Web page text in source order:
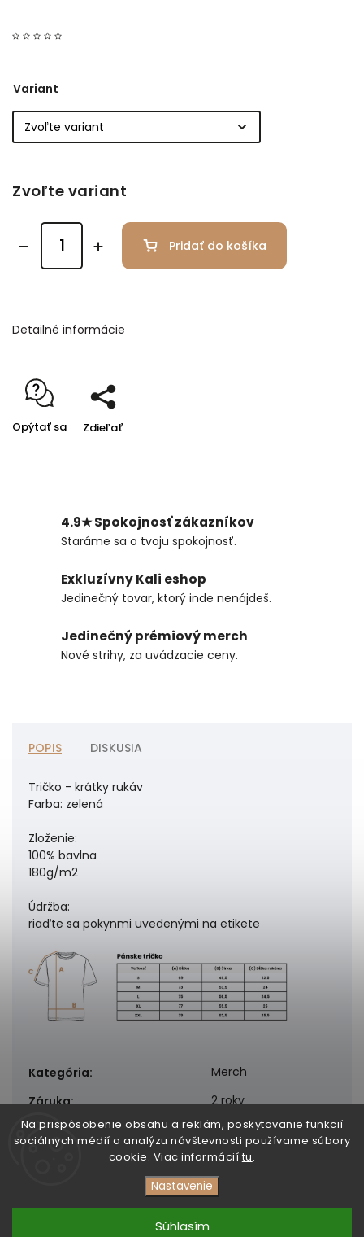
Na prispôsobenie obsahu a reklám, poskytovanie funkcií
sociálnych médií a analýzu návštevnosti používame súbory
cookie. Viac informácií tu.
Nastavenie
Súhlasím
Zvoľte variant
Variant
Pridať do košíka
Detailné informácie
Opýtať sa Zdieľať
4.9★ Spokojnosť zákazníkov
Staráme sa o tvoju spokojnosť.
Exkluzívny Kali eshop
Jedinečný tovar, ktorý inde nenájdeš.
Jedinečný prémiový merch
Nové strihy, za uvádzacie ceny.
POPIS DISKUSIA
Tričko - krátky rukáv
Farba: zelená
Zloženie:
100% bavlna
180g/m2
Údržba:
riaďte sa pokynmi uvedenými na etikete
Kategória:
Merch
Záruka: 2 roky
DezertMusic. Všetky práva vyhradené.
Upraviť nastavenie cookies